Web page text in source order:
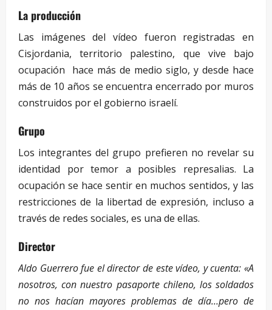
La producción
Las imágenes del vídeo fueron registradas en
Cisjordania, territorio palestino, que vive bajo
ocupación hace más de medio siglo, y desde hace
más de 10 años se encuentra encerrado por muros
construidos por el gobierno israelí.
Grupo
Los integrantes del grupo prefieren no revelar su
identidad por temor a posibles represalias. La
ocupación se hace sentir en muchos sentidos, y las
restricciones de la libertad de expresión, incluso a
través de redes sociales, es una de ellas.
Director
Aldo Guerrero fue el director de este vídeo, y cuenta: «A
nosotros, con nuestro pasaporte chileno, los soldados
no nos hacían mayores problemas de día…pero de